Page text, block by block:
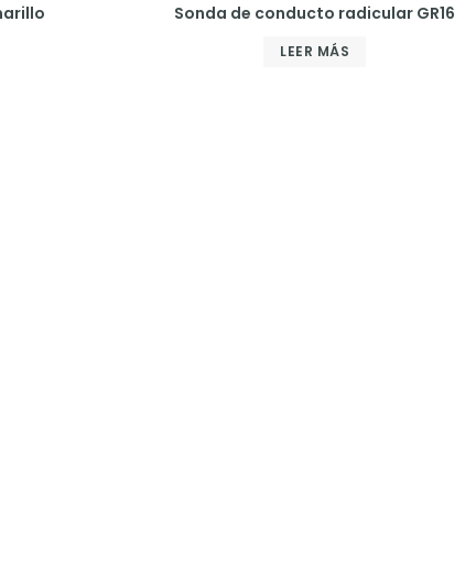
Sonda de conducto radicular GR16
LEER MÁS